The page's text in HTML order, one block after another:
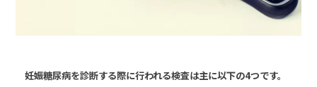
妊娠糖尿病を診断する際に行われる検査は主に以下の4つです。